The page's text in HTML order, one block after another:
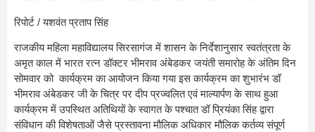
रिपोर्ट / यशवंत प्रताप सिंह
राजकीय महिला महाविद्यालय सिरसागंज में शासन के निर्देशानुसार स्वतंत्रता के
अमृत काल में भारत रत्न डॉक्टर भीमराव अंबेडकर जयंती समारोह के अंतिम दिन
सोमवार को कार्यक्रम का आयोजन किया गया इस कार्यक्रम का शुभारंभ डॉ
भीमराव अंबेडकर जी के चित्र पर दीप प्रज्वलित एवं माल्यार्पण के साथ हुआ
कार्यक्रम में उपस्थित अतिथियों के स्वागत के पश्चात डॉ प्रियंका सिंह द्वारा
संविधान की विशेषताओं जैसे प्रस्तावना मौलिक अधिकार मौलिक कर्तव्य संपूर्ण